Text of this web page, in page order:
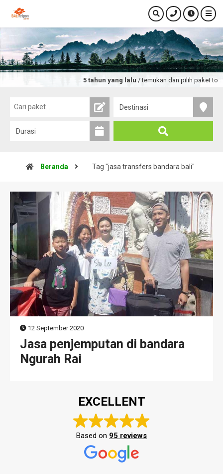
5 tahun yang lalu/ temukan dan pilih paket tour
Beranda Tag "jasa transfers bandara bali"
12 September 2020
Jasa penjemputan di bandara
Ngurah Rai
EXCELLENT
Based on 95 reviews